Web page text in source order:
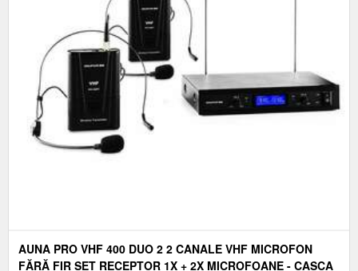
AUNA PRO VHF 400 DUO 2 2 CANALE VHF MICROFON
FĂRĂ FIR SET RECEPTOR 1X + 2X MICROFOANE - CASCA